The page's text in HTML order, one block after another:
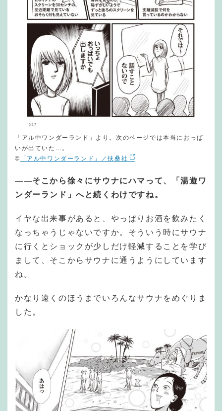
「アル中ワンダーランド」より。次のページでは本当におっぱ
いが出ていた…。
©︎
「アル中ワンダーランド」／扶桑社
――そこから徐々にサウナにハマって、「湯遊ワ
ンダーランド」へと続くわけですね。
イヤな出来事があると、やっぱりお酒を飲みたく
なっちゃうじゃないですか。そういう時にサウナ
に行くとショックが少しだけ軽減することを学び
まして、そこからサウナに通うようにしています
ね。
かなり遠くのほうまでいろんなサウナをめぐりま
した。